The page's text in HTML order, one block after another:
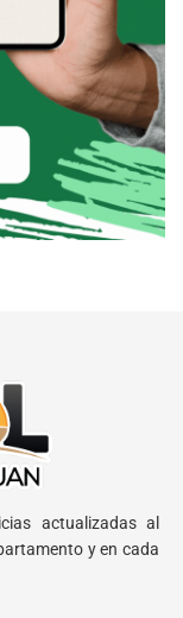
actualizadas al
y en cada